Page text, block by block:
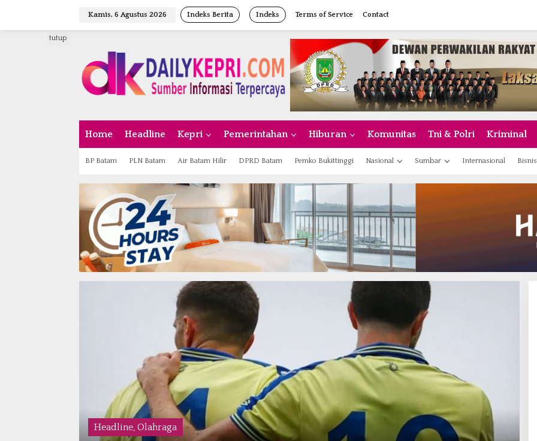
w
Kamis, 6 Agustus 2026 Indeks Berita Indeks Terms of Service Contact
Home Headline Kepri Pemerintahan Hiburan Komunitas Tni & Polri Kriminal
BP Batam PLN Batam Air Batam Hilir DPRD Batam Pemko Bukittinggi Nasional Sumbar Internasional Bisnis
tutup
Headline, Olahraga